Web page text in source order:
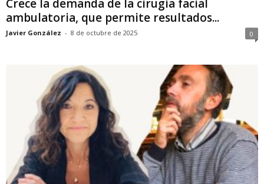
Crece la demanda de la cirugía facial
ambulatoria, que permite resultados...
Javier González - 8 de octubre de 2025 0